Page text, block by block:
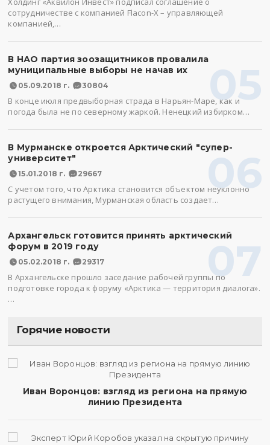
сотрудничестве с компанией Flacon-X – управляющей
компанией,…
05
В НАО партия зоозащитников провалила
муниципальные выборы не начав их
05.09.2018 г. 30804
В конце июля предвыборная страда в Нарьян-Маре, как и
погода была не по северному жаркой. Ненецкий избирком…
06
В Мурманске откроется Арктический "супер-
университет"
15.01.2018 г. 29667
С учетом того, что Арктика становится объектом неуклонно
растущего внимания, Мурманская область создает…
07
Архангельск готовится принять арктический
форум в 2019 году
05.02.2018 г. 29317
В Архангельске прошло заседание рабочей группы по
подготовке города к форуму «Арктика — территория диалога».
…
Горячие новости
Иван Воронцов: взгляд из региона на прямую
линию Президента